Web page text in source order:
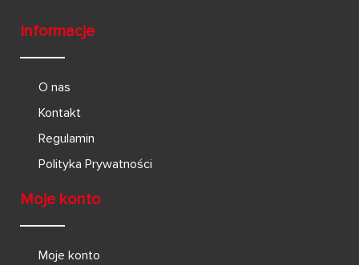
Informacje
O nas
Kontakt
Regulamin
Polityka Prywatności
Moje konto
Moje konto